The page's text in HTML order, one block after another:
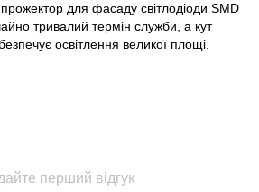
для фасаду світлодіоди SMD
тривалий термін служби, а кут
освітлення великої площі.
перший відгук